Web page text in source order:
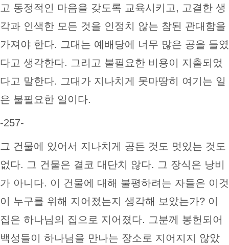
고 동정적인 마음을 갖도록 교육시키고, 고결한 생
각과 인색한 모든 것을 인정치 않는 참된 관대함을
가져야 한다. 그대는 예배당에 너무 많은 공을 들였
다고 생각한다. 그리고 불필요한 비용이 지출되었
다고 말한다. 그대가 지나치게 못마땅히 여기는 일
은 불필요한 일이다.
-257-
그 건물에 있어서 지나치게 공든 것도 멋있는 것도
없다. 그 건물은 결코 대단치 않다. 그 장식은 낭비
가 아니다. 이 건물에 대해 불평하려는 자들은 이것
이 누구를 위해 지어졌는지 생각해 보았는가? 이
집은 하나님의 집으로 지어졌다. 그분께 봉헌되어
백성들이 하나님을 만나는 장소로 지어지지 않았